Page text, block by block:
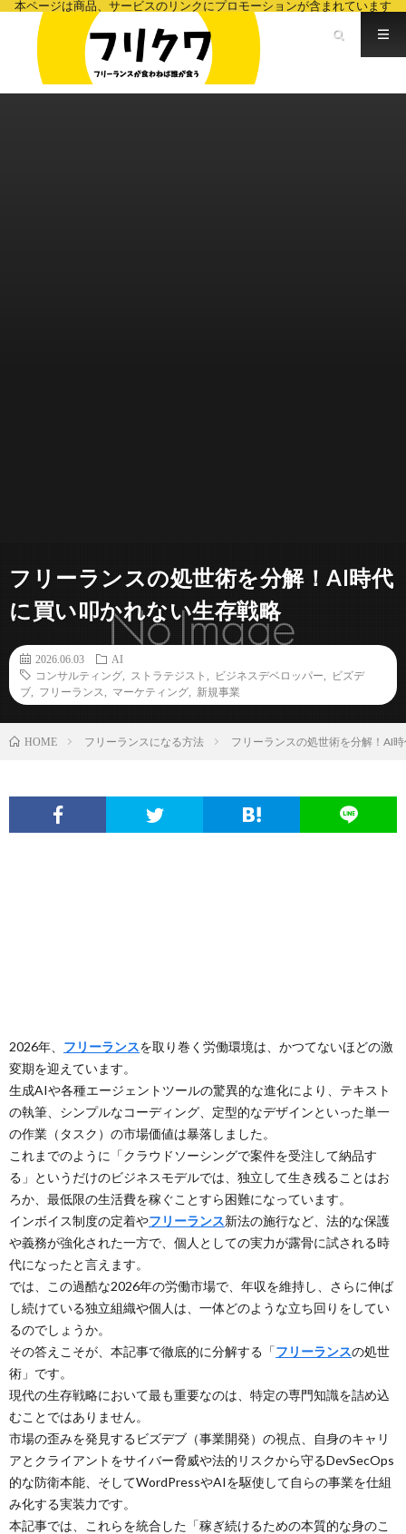
本ページは商品、サービスのリンクにプロモーションが含まれています
フリーランスの処世術を分解！AI時代
に買い叩かれない生存戦略
2026.06.03
AI
コンサルティング
ストラテジスト ビジネスデベロッパー
ビズデ
ブ
フリーランス マーケティング 新規事業
HOME フリーランスになる方法 フリーランスの処世術を分解！AI
2026年、 フリーランスを取り巻く労働環境は、かつてないほどの激
変期を迎えています。
生成AIや各種エージェントツールの驚異的な進化により、テキスト
の執筆、シンプルなコーディング、定型的なデザインといった単一
の作業（タスク）の市場価値は暴落しました。
これまでのように「クラウドソーシングで案件を受注して納品す
る」というだけのビジネスモデルでは、独立して生き残ることはお
ろか、最低限の生活費を稼ぐことすら困難になっています。
インボイス制度の定着やフリーランス新法の施行など、法的な保護
や義務が強化された一方で、個人としての実力が露骨に試される時
代になったと言えます。
では、この過酷な2026年の労働市場で、年収を維持し、さらに伸ば
し続けている独立組織や個人は、一体どのような立ち回りをしてい
るのでしょうか。
その答えこそが、本記事で徹底的に分解する「フリーランスの処世
術」です。
現代の生存戦略において最も重要なのは、特定の専門知識を詰め込
むことではありません。
市場の歪みを発見するビズデブ（事業開発）の視点、自身のキャリ
アとクライアントをサイバー脅威や法的リスクから守るDevSecOps
的な防衛本能、そしてWordPressやAIを駆使して自らの事業を仕組
み化する実装力です。
本記事では、これらを統合した「稼ぎ続けるための本質的な身のこ